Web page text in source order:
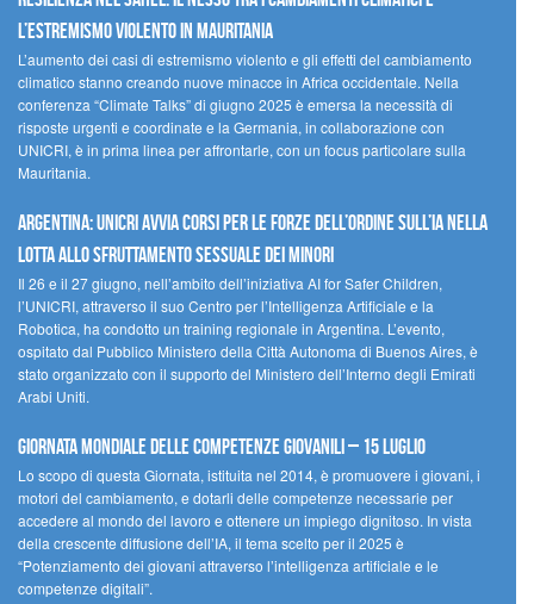
l’estremismo violento in Mauritania
L’aumento dei casi di estremismo violento e gli effetti del cambiamento
climatico stanno creando nuove minacce in Africa occidentale. Nella
conferenza “Climate Talks” di giugno 2025 è emersa la necessità di
risposte urgenti e coordinate e la Germania, in collaborazione con
UNICRI, è in prima linea per affrontarle, con un focus particolare sulla
Mauritania.
Argentina: UNICRI avvia corsi per le forze dell’ordine sull’IA nella
lotta allo sfruttamento sessuale dei minori
Il 26 e il 27 giugno, nell’ambito dell’iniziativa AI for Safer Children,
l’UNICRI, attraverso il suo Centro per l’Intelligenza Artificiale e la
Robotica, ha condotto un training regionale in Argentina. L’evento,
ospitato dal Pubblico Ministero della Città Autonoma di Buenos Aires, è
stato organizzato con il supporto del Ministero dell’Interno degli Emirati
Arabi Uniti.
Giornata Mondiale delle Competenze Giovanili – 15 luglio
Lo scopo di questa Giornata, istituita nel 2014, è promuovere i giovani, i
motori del cambiamento, e dotarli delle competenze necessarie per
accedere al mondo del lavoro e ottenere un impiego dignitoso. In vista
della crescente diffusione dell’IA, il tema scelto per il 2025 è
“Potenziamento dei giovani attraverso l’intelligenza artificiale e le
competenze digitali”.